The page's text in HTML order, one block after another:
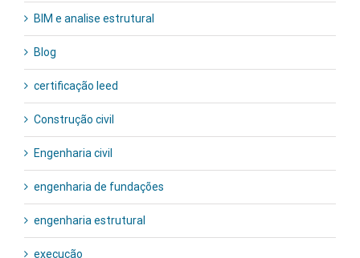
BIM e analise estrutural
Blog
certificação leed
Construção civil
Engenharia civil
engenharia de fundações
engenharia estrutural
execução